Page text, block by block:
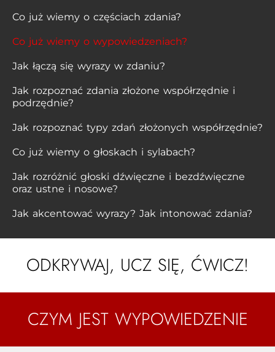
Co już wiemy o częściach zdania?
Co już wiemy o wypowiedzeniach?
Jak łączą się wyrazy w zdaniu?
Jak rozpoznać zdania złożone współrzędnie i
podrzędnie?
Jak rozpoznać typy zdań złożonych współrzędnie?
Co już wiemy o głoskach i sylabach?
Jak rozróżnić głoski dźwięczne i bezdźwięczne
oraz ustne i nosowe?
Jak akcentować wyrazy? Jak intonować zdania?
ODKRYWAJ, UCZ SIĘ, ĆWICZ!
CZYM JEST WYPOWIEDZENIE